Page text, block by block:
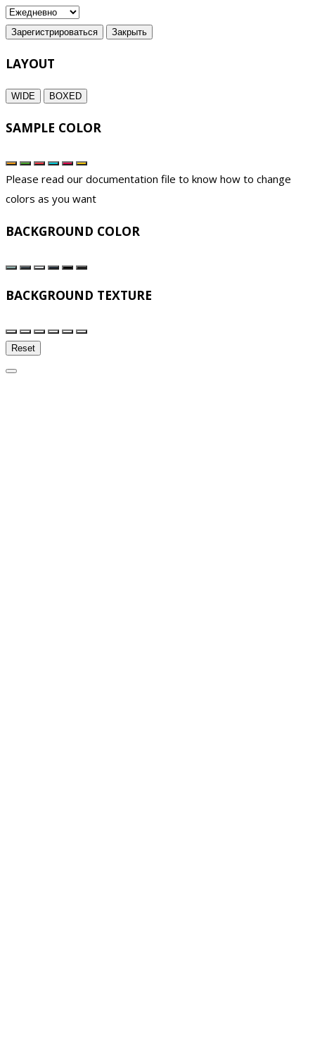
Зарегистрироваться Закрыть
LAYOUT
WIDE BOXED
SAMPLE COLOR
Please read our documentation file to know how to change
colors as you want
BACKGROUND COLOR
BACKGROUND TEXTURE
Reset